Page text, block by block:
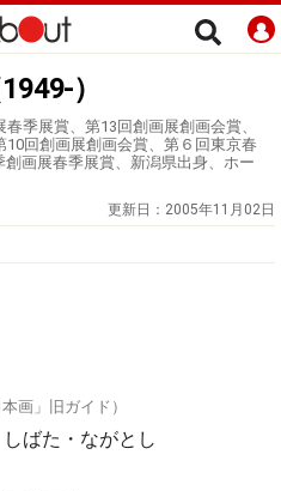
）
季展賞、第13回創画展創画会賞、
回創画展創画会賞、第６回東京春
画展春季展賞、新潟県出身、ホー
更新日： 2005年11月02日
画」旧ガイド）
ばた・ながとし